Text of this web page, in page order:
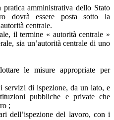
amministrativa dello Stato
dovrà essere posta sotto la
centrale.
il termine « autorità centrale »
sia un’autorità centrale di uno
le misure appropriate per
servizi di ispezione, da un lato, e
pubbliche e private che
;
dell’ispezione del lavoro, con i